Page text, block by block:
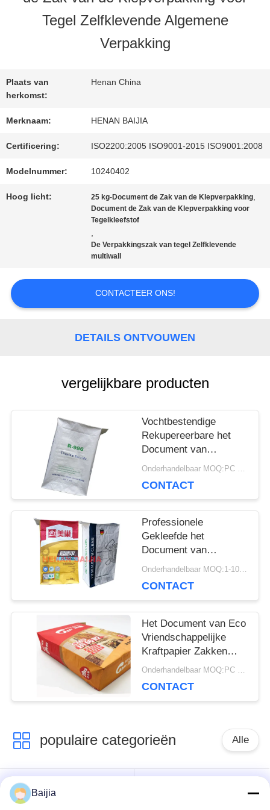
FABRIEKSREIS
KWALITEITSCONTROLE
CONTACTEER
ONS
NIEUWS
SITEMAP
Tegel Zelfklevende Algemene
Verpakking
Plaats van
herkomst:
Henan China
Merknaam: HENAN BAIJIA
Certificering: ISO2200:2005 ISO9001-2015 ISO9001:2008
Modelnummer: 10240402
Hoog licht: 25 kg-Document de Zak van de Klepverpakking,
Document de Zak van de Klepverpakking voor
Tegelkleefstof
,
De Verpakkingszak van tegel Zelfklevende
multiwall
CONTACTEER ONS!
DETAILS ONTVOUWEN
vergelijkbare producten
Vochtbestendige
Rekupereerbare het
Document van
Multiwall Kraftpapier
Klantgerichte Geposte
Onderhandelbaar MOQ:PC 5000
CONTACT
Professionele
Gekleefde het
Document van
Klepmultiwall Zakken
Verzegelen drukken
Onderhandelbaar MOQ:1-10000 PC
CONTACT
Het Document van Eco
Vriendschappelijke
Kraftpapier Zakken
Chemische Materiële
Verpakking
Onderhandelbaar MOQ:PC 5000
CONTACT
populaire categorieën Alle
Het Document van
Multiwallkraftpapier
Baijia